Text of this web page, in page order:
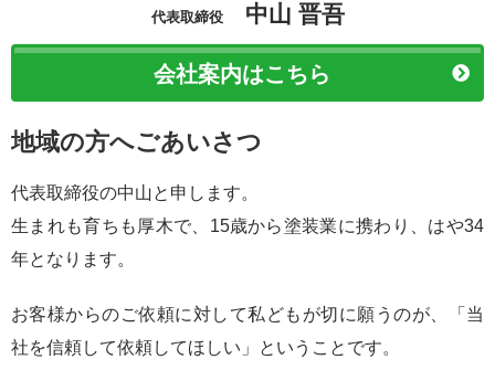
代表取締役 中山 晋吾
会社案内はこちら
地域の方へごあいさつ
代表取締役の中山と申します。
生まれも育ちも厚木で、15歳から塗装業に携わり、はや34
年となります。
お客様からのご依頼に対して私どもが切に願うのが、「当
社を信頼して依頼してほしい」ということです。